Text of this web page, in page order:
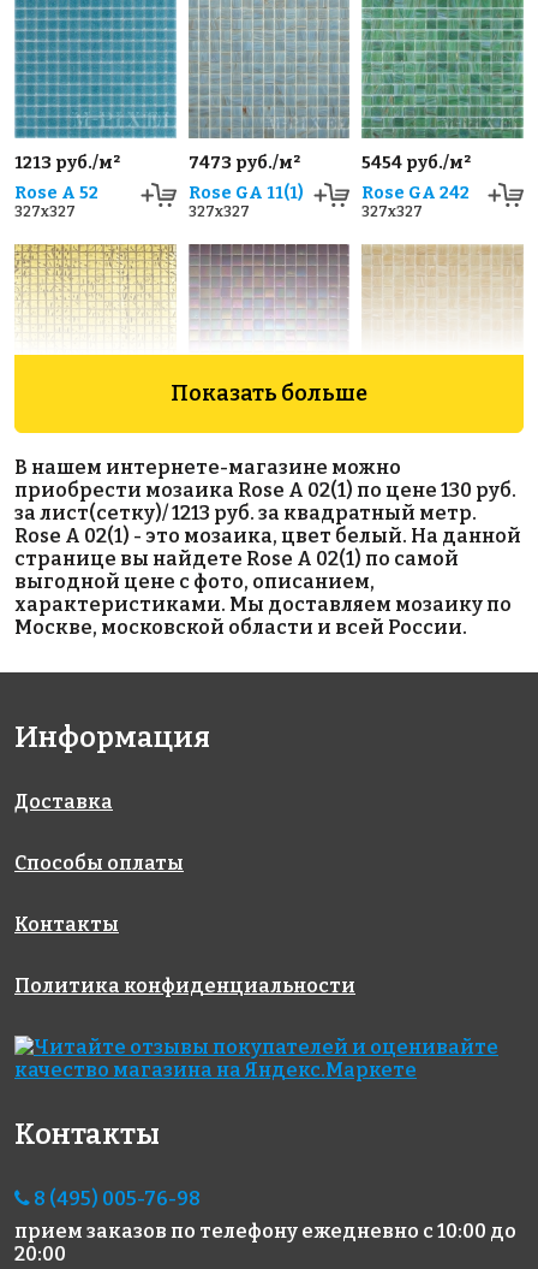
1213 руб./м²
Rose A 52
327x327
7473 руб./м²
Rose GA 11(1)
327x327
5454 руб./м²
Rose GA 242
327x327
10844 руб./м²
Rose GR02G
327x327
3134 руб./м²
Rose WA 45
327x327
6969 руб./м²
Rose CA
33(2+)
327x327
2450 руб./м²
Rose G 03
Rose GA 03(1)
5454 руб./м²
327x327
1457 руб./м²
1213 руб./м²
Показать больше
В нашем интернете-магазине можно
приобрести мозаика Rose A 02(1) по цене 130 руб.
за лист(сетку)/ 1213 руб. за квадратный метр.
Rose A 02(1) - это мозаика, цвет белый. На данной
странице вы найдете Rose A 02(1) по самой
выгодной цене с фото, описанием,
характеристиками. Мы доставляем мозаику по
Москве, московской области и всей России.
Информация
Доставка
Способы оплаты
Контакты
Политика конфиденциальности
Контакты
8 (495) 005-76-98
прием заказов по телефону ежедневно с 10:00 до
20:00